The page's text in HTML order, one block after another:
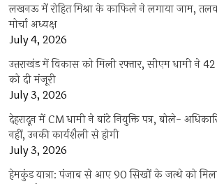
लखनऊ में रोहित मिश्रा के काफिले ने लगाया जाम,
मोर्चा अध्यक्ष
July 4, 2026
उत्तराखंड में विकास को मिली रफ्तार, सीएम धामी ने
को दी मंजूरी
July 3, 2026
देहरादून में CM धामी ने बांटे नियुक्ति पत्र, बोले-
नहीं, उनकी कार्यशैली से होगी
July 3, 2026
हेमकुंड यात्रा: पंजाब से आए 90 सिखों के जत्थे को मिला